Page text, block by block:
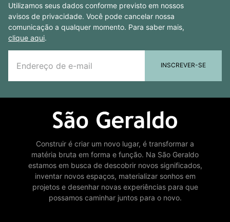
Utilizamos seus dados conforme previsto em nossos
avisos de privacidade. Você pode cancelar nossa
comunicação a qualquer momento. Para saber mais,
clique aqui.
INSCREVER-SE
Construir é criar um novo lugar, é transformar a
matéria bruta em forma e função. Na São Geraldo
estamos em busca de descobrir novos significados,
inventar novos espaços, materializar sonhos em
projetos e desenhar novas experiências para que
possamos caminhar juntos para o novo.